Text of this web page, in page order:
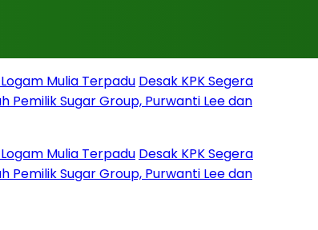
Mulia TerpaduDesak KPK Segera
Sugar Group, Purwanti Lee dan
Mulia TerpaduDesak KPK Segera
Sugar Group, Purwanti Lee dan